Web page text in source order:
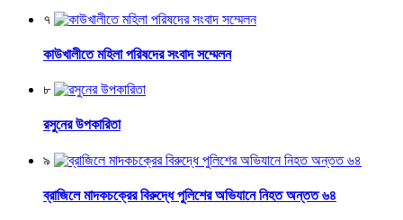
৭
কাউখালীতে মহিলা পরিষদের সংবাদ সম্মেলন
৮
রসুনের উপকারিতা
৯
ব্রাজিলে মাদকচক্রের বিরুদ্ধে পুলিশের অভিযানে নিহত অন্তত ৬৪